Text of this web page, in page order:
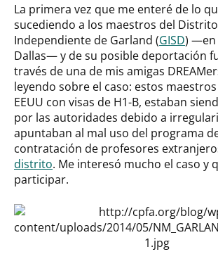
La primera vez que me enteré de lo
sucediendo a los maestros del
Independiente de Garland (GISD) —en
Dallas— y de su posible deportación
través de una de mis amigas
leyendo sobre el caso: estos
EEUU con visas de H1-B, estaban
por las autoridades debido a
apuntaban al mal uso del programa
contratación de profesores
distrito. Me interesó mucho el caso y
participar.